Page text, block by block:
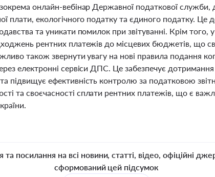
онлайн-вебінар Державної податкової
плати, екологічного податку та єдиного податку.
та уникати помилок при звітуванні. Крім того, у
рентних платежів до місцевих бюджетів, що
також звернути увагу на нові правила подання
електронні сервіси ДПС. Це забезпечує
підвищує ефективність контролю за податковою
та своєчасності сплати рентних платежів, що є
посилання на всі новини, статті, відео, офіційні
сформований цей підсумок